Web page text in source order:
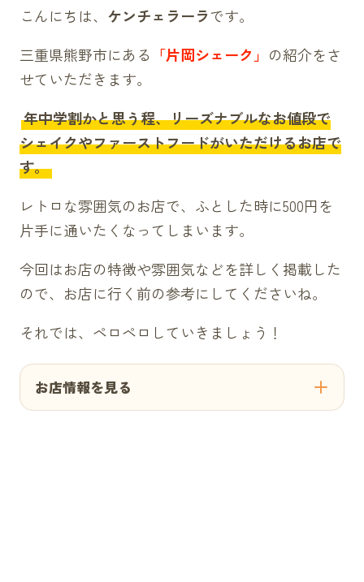
こんにちは、 ケンチェラーラです。
三重県熊野市にある 「片岡シェーク」 の紹介をさ
せていただきます。
年中学割かと思う程、リーズナブルなお値段で
シェイクやファーストフードがいただけるお店で
す。
レトロな雰囲気のお店で、ふとした時に500円を
片手に通いたくなってしまいます。
今回はお店の特徴や雰囲気などを詳しく掲載した
ので、お店に行く前の参考にしてくださいね。
それでは、ペロペロしていきましょう！
お店情報を見る